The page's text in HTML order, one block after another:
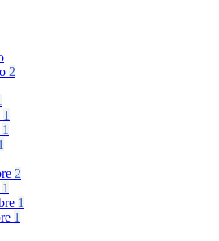
2
1
1
2
1
1
1